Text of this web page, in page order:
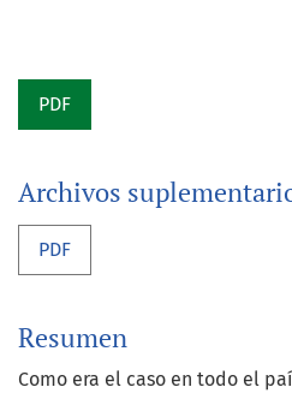
PDF
Archivos
PDF
Resumen
Como era el caso en todo el